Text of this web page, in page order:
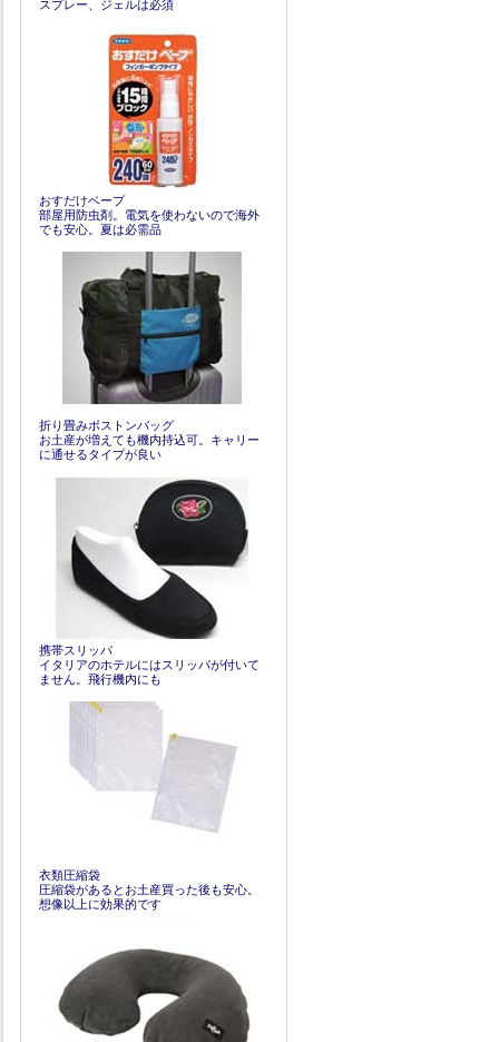
スプレー、ジェルは必須
おすだけベープ
部屋用防虫剤。電気を使わないので海外
でも安心。夏は必需品
折り畳みボストンバッグ
お土産が増えても機内持込可。キャリー
に通せるタイプが良い
携帯スリッパ
イタリアのホテルにはスリッパが付いて
ません。飛行機内にも
衣類圧縮袋
圧縮袋があるとお土産買った後も安心。
想像以上に効果的です